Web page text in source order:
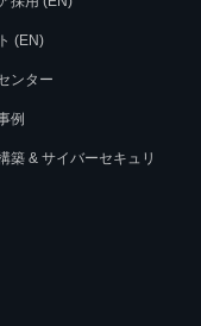
(EN)
ンター
例
築 & サイバーセキュリ